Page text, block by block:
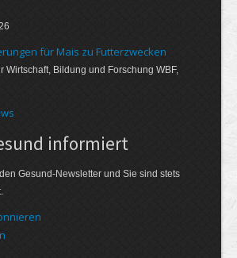
für Mais zu Futterzwecken
Wirtschaft, Bildung und Forschung WBF,
informiert
Gesund-Newsletter und Sie sind stets